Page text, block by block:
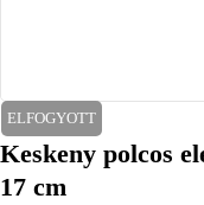
ELFOGYOTT
Keskeny polcos
17 cm